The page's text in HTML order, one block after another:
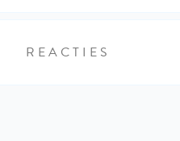
REACTIES